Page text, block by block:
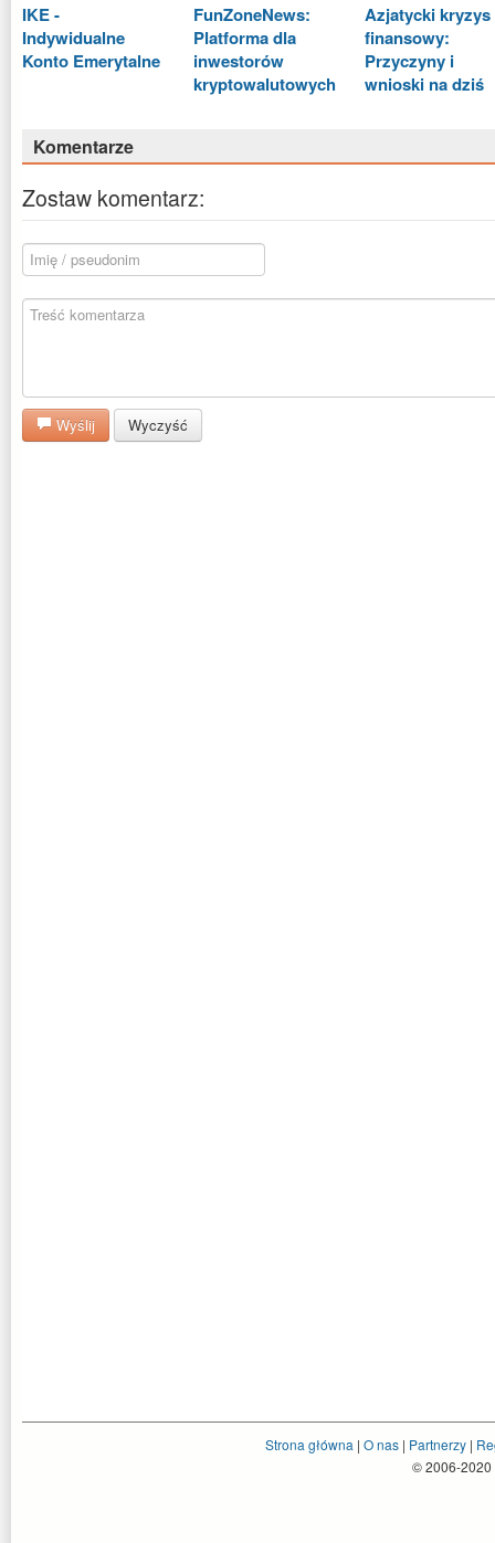
IKE -
Indywidualne
Konto Emerytalne
FunZoneNews:
Platforma dla
inwestorów
kryptowalutowych
Azjatycki kryzys
finansowy:
Przyczyny i
wnioski na dziś
Komentarze
Zostaw komentarz:
Wyślij Wyczyść
Strona główna | O nas| Partnerzy|
© 2006-2020